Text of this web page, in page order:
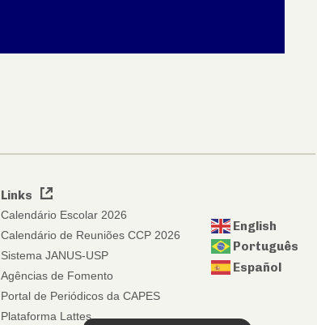
Links
Calendário Escolar 2026
Calendário de Reuniões CCP 2026
Sistema JANUS-USP
Agências de Fomento
Portal de Periódicos da CAPES
Plataforma Lattes
English
Português
Español